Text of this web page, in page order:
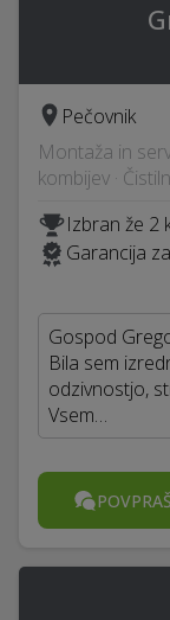
Pečovnik
Montaža in
kombijev ·
Izbran že 2
Garancija
Gospod
Bila sem
odzivnostjo,
Vsem…